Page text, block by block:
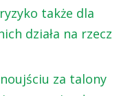
także dla
działa na rzecz
za talony